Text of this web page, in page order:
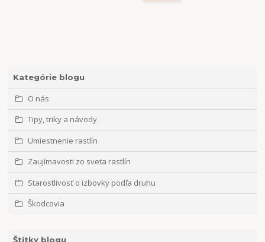
Kategórie blogu
O nás
Tipy, triky a návody
Umiestnenie rastlín
Zaujímavosti zo sveta rastlín
Starostlivosť o izbovky podľa druhu
Škodcovia
Štítky blogu